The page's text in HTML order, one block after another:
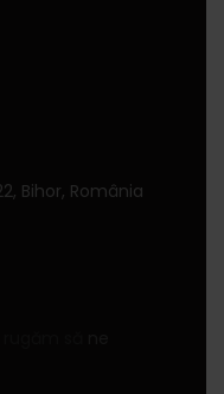
Bihor, România